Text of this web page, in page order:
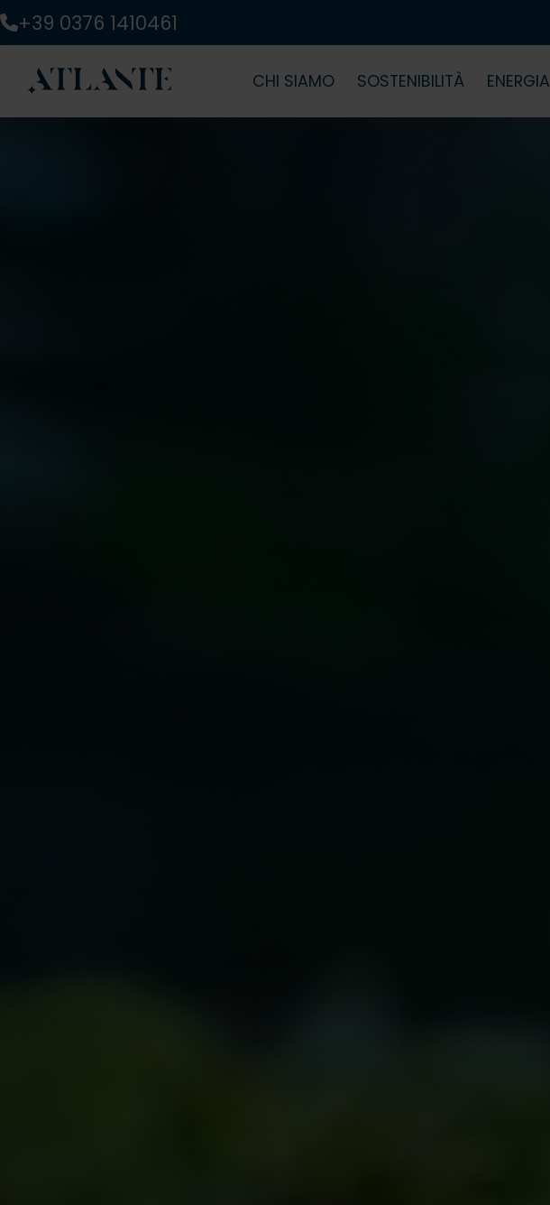
+39 0376 1410461
CHI SIAMO SOSTENIBILITÀ ENERGIA